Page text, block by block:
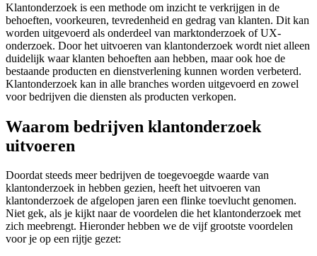
Klantonderzoek is een methode om inzicht te verkrijgen in de
behoeften, voorkeuren, tevredenheid en gedrag van klanten. Dit kan
worden uitgevoerd als onderdeel van marktonderzoek of UX-
onderzoek. Door het uitvoeren van klantonderzoek wordt niet alleen
duidelijk waar klanten behoeften aan hebben, maar ook hoe de
bestaande producten en dienstverlening kunnen worden verbeterd.
Klantonderzoek kan in alle branches worden uitgevoerd en zowel
voor bedrijven die diensten als producten verkopen.
Waarom bedrijven klantonderzoek
uitvoeren
Doordat steeds meer bedrijven de toegevoegde waarde van
klantonderzoek in hebben gezien, heeft het uitvoeren van
klantonderzoek de afgelopen jaren een flinke toevlucht genomen.
Niet gek, als je kijkt naar de voordelen die het klantonderzoek met
zich meebrengt. Hieronder hebben we de vijf grootste voordelen
voor je op een rijtje gezet: